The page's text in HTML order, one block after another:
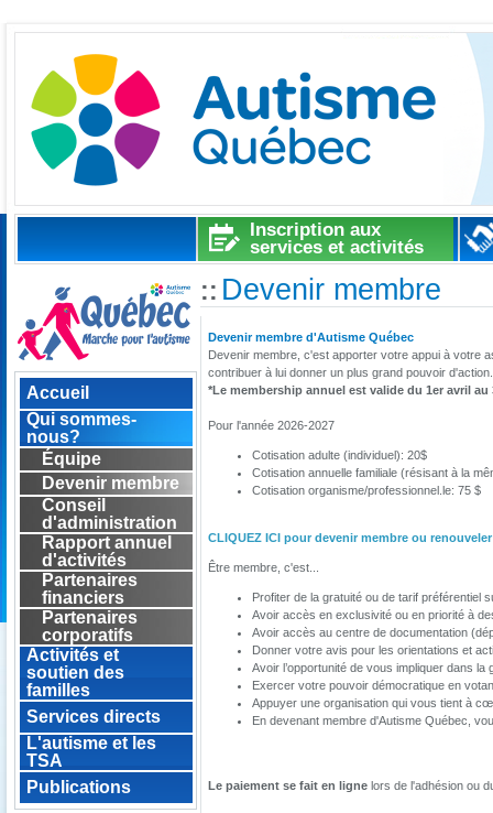
Inscription aux
services et activités
Accueil
Qui sommes-
nous?
Équipe
Devenir membre
Conseil
d'administration
Rapport annuel
d'activités
Partenaires
financiers
Partenaires
corporatifs
Activités et
soutien des
familles
Services directs
L'autisme et les
TSA
Publications
:: Devenir membre
Devenir membre d'Autisme Québec
Devenir membre, c'est apporter votre appui à votre
contribuer à lui donner un plus grand pouvoir d'action.
*Le membership annuel est valide du 1er avril au
Pour l'année 2026-2027
Cotisation adulte (individuel): 20$
Cotisation annuelle familiale (résisant à la
Cotisation organisme/professionnel.le: 75 $
CLIQUEZ ICI pour devenir membre ou
Être membre, c'est...
Profiter de la gratuité ou de tarif préférentiel
Avoir accès en exclusivité ou en priorité à
Avoir accès au centre de documentation
Donner votre avis pour les orientations et
Avoir l’opportunité de vous impliquer dans
Exercer votre pouvoir démocratique en
Appuyer une organisation qui vous tient à
En devenant membre d'Autisme Québec,
Le paiement se fait en ligne lors de l'adhésion ou